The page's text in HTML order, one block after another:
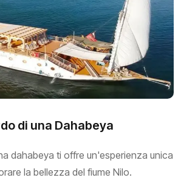
di una Dahabeya
dahabeya ti offre un'esperienza unica
la bellezza del fiume Nilo.